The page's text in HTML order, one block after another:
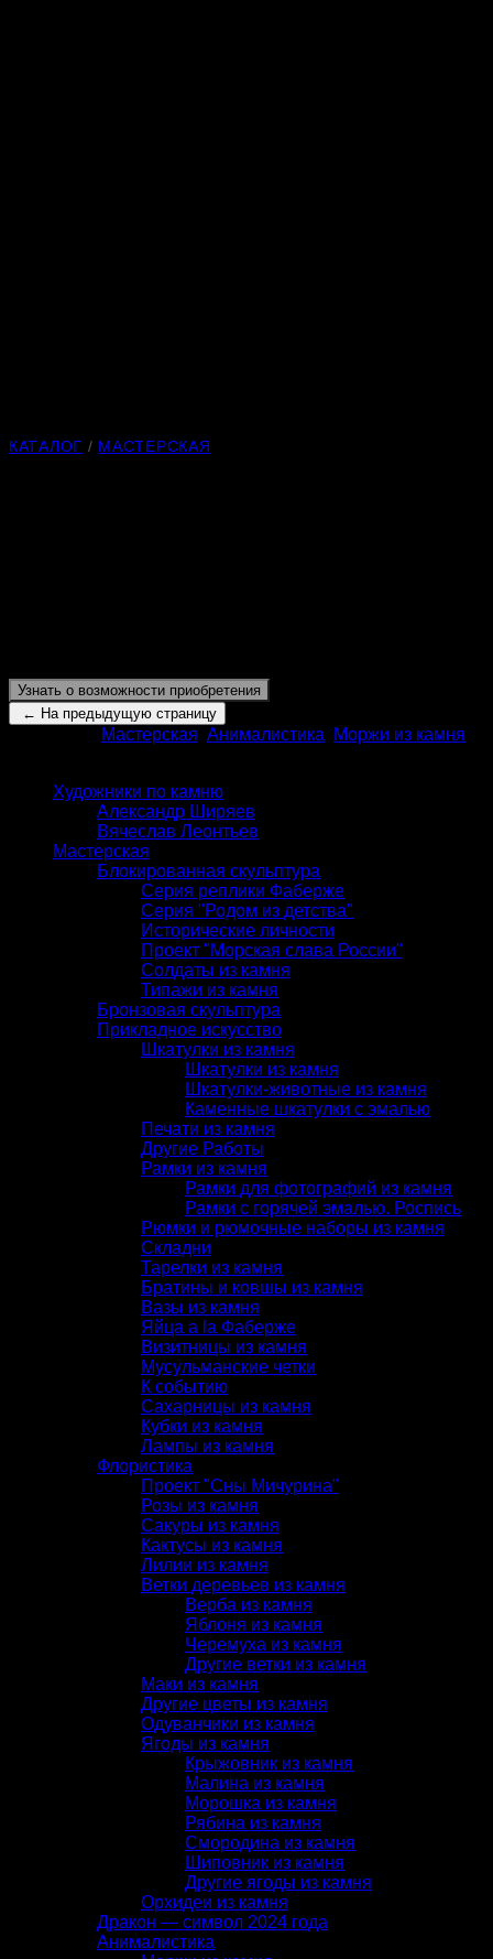
КАТАЛОГ / МАСТЕРСКАЯ
Узнать о возможности приобретения
Мастерская Анималистика
Моржи из камня
Художники по камню
Александр Ширяев
Вячеслав Леонтьев
Мастерская
Блокированная скульптура
Серия реплики Фаберже
Серия "Родом из детства"
Исторические личности
Проект "Морская слава России"
Солдаты из камня
Типажи из камня
Бронзовая скульптура
Прикладное искусство
Шкатулки из камня
Шкатулки из камня
Шкатулки-животные из камня
Каменные шкатулки с эмалью
Печати из камня
Другие Работы
Рамки из камня
Рамки для фотографий из камня
Рамки с горячей эмалью. Роспись
Рюмки и рюмочные наборы из камня
Складни
Тарелки из камня
Братины и ковшы из камня
Вазы из камня
Яйца a la Фаберже
Визитницы из камня
Мусульманские четки
К событию
Сахарницы из камня
Кубки из камня
Лампы из камня
Флористика
Проект "Сны Мичурина"
Розы из камня
Сакуры из камня
Кактусы из камня
Лилии из камня
Ветки деревьев из камня
Верба из камня
Яблоня из камня
Черемуха из камня
Другие ветки из камня
Маки из камня
Другие цветы из камня
Одуванчики из камня
Ягоды из камня
Крыжовник из камня
Малина из камня
Морошка из камня
Рябина из камня
Смородина из камня
Шиповник из камня
Другие ягоды из камня
Орхидеи из камня
Дракон — символ 2024 года
Анималистика